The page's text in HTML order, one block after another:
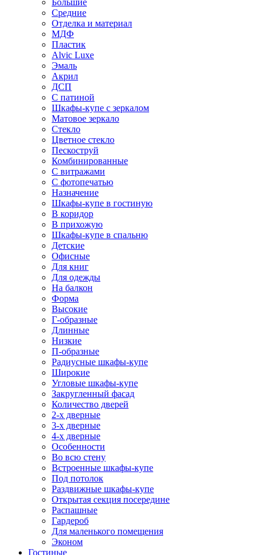
Большие
Средние
Отделка и материал
МДФ
Пластик
Alvic Luxe
Эмаль
Акрил
ДСП
С патиной
Шкафы-купе с зеркалом
Матовое зеркало
Стекло
Цветное стекло
Пескоструй
Комбинированные
С витражами
С фотопечатью
Назначение
Шкафы-купе в гостиную
В коридор
В прихожую
Шкафы-купе в спальню
Детские
Офисные
Для книг
Для одежды
На балкон
Форма
Высокие
Г-образные
Длинные
Низкие
П-образные
Радиусные шкафы-купе
Широкие
Угловые шкафы-купе
Закругленный фасад
Количество дверей
2-х дверные
3-х дверные
4-х дверные
Особенности
Во всю стену
Встроенные шкафы-купе
Под потолок
Раздвижные шкафы-купе
Открытая секция посередине
Распашные
Гардероб
Для маленького помещения
Эконом
Гостиные